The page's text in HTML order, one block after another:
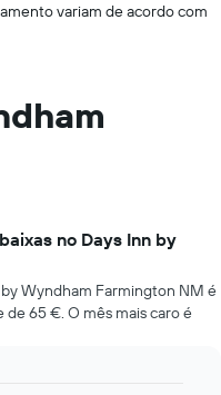
variam de acordo com
no Days Inn by
Wyndham Farmington NM é
65 €. O mês mais caro é